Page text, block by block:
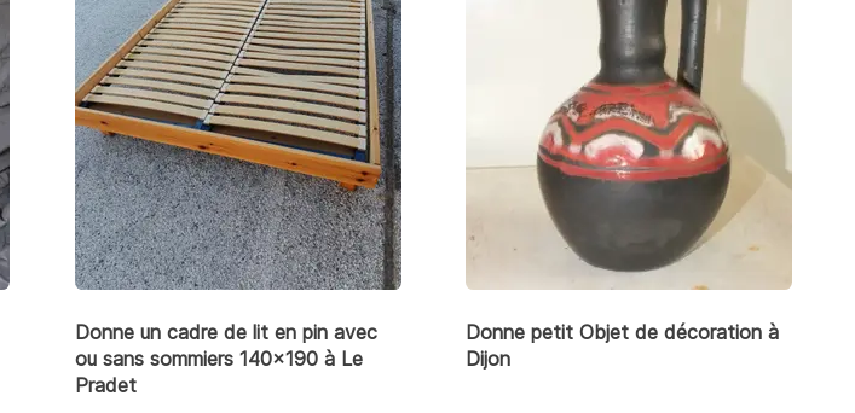
Donne un cadre de lit en pin avec
ou sans sommiers 140x190 à Le
Pradet
Donne petit Objet de décoration à
Dijon